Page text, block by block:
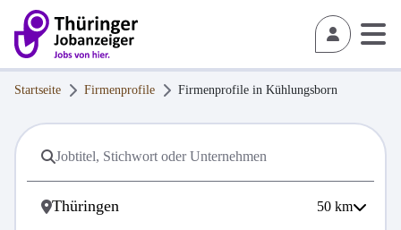
Startseite Firmenprofile Firmenprofile in Kühlungsborn
50 km